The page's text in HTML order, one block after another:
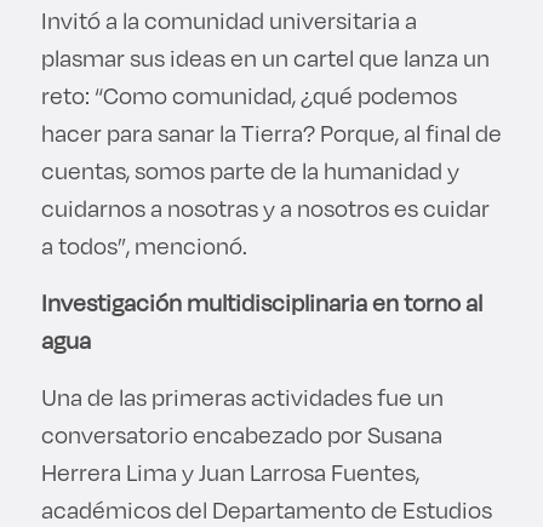
Invitó a la comunidad universitaria a
plasmar sus ideas en un cartel que lanza un
reto: “Como comunidad, ¿qué podemos
hacer para sanar la Tierra? Porque, al final de
cuentas, somos parte de la humanidad y
cuidarnos a nosotras y a nosotros es cuidar
a todos”, mencionó.
Investigación multidisciplinaria en torno al
agua
Una de las primeras actividades fue un
conversatorio encabezado por Susana
Herrera Lima y Juan Larrosa Fuentes,
académicos del Departamento de Estudios